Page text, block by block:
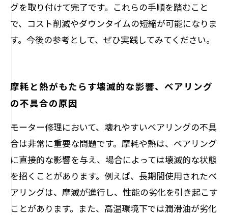
グを取り付けて完了です。これらの手順を踏むこと
で、コスト削減やダウンタイムの短縮が可能になりま
す。今後の参考として、ぜひ実践してみてください。
摩耗と熱がもたらす壊滅的な影響、ベアリング
の不具合の原因
モーター修理において、壊れやすいベアリングの不具
合は非常に重要な問題です。摩耗や熱は、ベアリング
に直接的な影響を与え、場合によっては壊滅的な状態
を招くことがあります。例えば、長期間使用されたベ
アリングは、摩滅が進行し、性能の劣化を引き起こす
ことがあります。また、高温環境下では潤滑油が劣化